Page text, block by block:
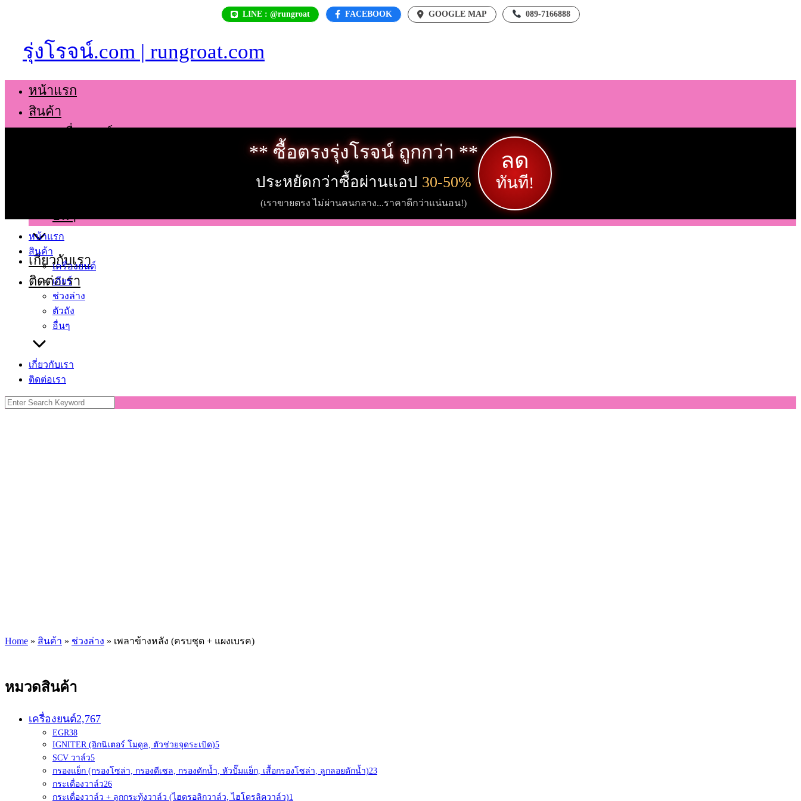
LINE : @rungroat FACEBOOK GOOGLE MAP 089-7166888
รุ่งโรจน์.com | rungroat.com
หน้าแรก
สินค้า
เครื่องยนต์
อื่นๆ
เกี่ยวกับเรา
ติดต่อเรา
** ซื้อตรงรุ่งโรจน์ ถูกกว่า **
ประหยัดกว่าซื้อผ่านแอป 30-50%
(เราขายตรง ไม่ผ่านคนกลาง...ราคาดีกว่าแน่นอน!)
ลด
ทันที!
หน้าแรก
สินค้า
เครื่องยนต์
เกียร์
ช่วงล่าง
ตัวถัง
อื่นๆ
เกี่ยวกับเรา
ติดต่อเรา
Search
for:
Home » สินค้า » ช่วงล่าง » เพลาข้างหลัง (ครบชุด + แผงเบรค)
หมวดสินค้า
เครื่องยนต์2,767
EGR38
IGNITER (อิกนิเตอร์ โมดูล, ตัวช่วยจุดระเบิด)5
SCV วาล์ว5
กรองแย็ก (กรองโซล่า, กรองดีเซล, กรองดักน้ำ, หัวปั๊มแย็ก, เสื้อกรองโซล่า, ลูกลอยดักน้ำ)23
กระเดื่องวาล์ว26
กระเดื่องวาล์ว + ลูกกระทุ้งวาล์ว (ไฮดรอลิกวาล์ว, ไฮโดรลิควาล์ว)1